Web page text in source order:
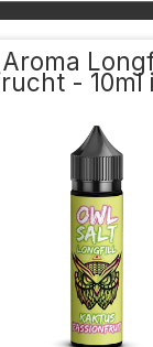
Aroma
- 10ml